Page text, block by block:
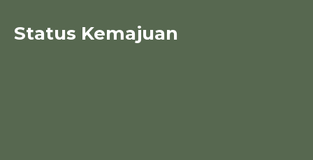
Status Kemajuan